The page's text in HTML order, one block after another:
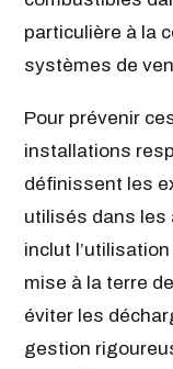
particulière à la
systèmes de
Pour prévenir
installations
définissent les
utilisés dans les
inclut
mise à la terre
éviter les
gestion